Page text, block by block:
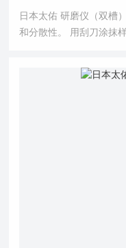
日本太佑 研磨仪（双槽
和分散性。 用刮刀涂抹